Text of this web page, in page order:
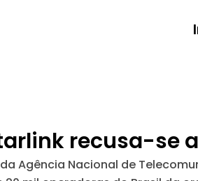
recusa-se
Agência Nacional de